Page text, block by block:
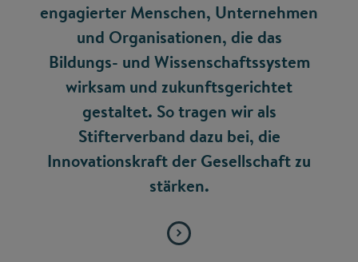
engagierter Menschen, Unternehmen
und Organisationen, die das
Bildungs- und Wissenschaftssystem
wirksam und zukunftsgerichtet
gestaltet. So tragen wir als
Stifterverband dazu bei, die
Innovationskraft der Gesellschaft zu
stärken.